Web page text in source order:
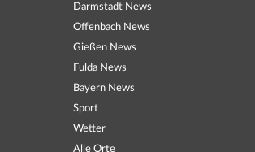
Darmstadt News
Offenbach News
Gießen News
Fulda News
Bayern News
Sport
Wetter
Alle Orte